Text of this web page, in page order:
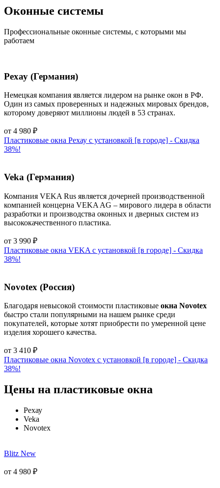
Оконные системы
Профессиональные оконные системы, с которыми мы
работаем
Рехау (Германия)
Немецкая компания является лидером на рынке окон в РФ.
Один из самых проверенных и надежных мировых брендов,
которому доверяют миллионы людей в 53 странах.
от 4 980 ₽
Пластиковые окна Рехау с установкой [в городе] - Cкидка
38%!
Veka (Германия)
Компания VEKA Rus является дочерней производственной
компанией концерна VEKA AG – мирового лидера в области
разработки и производства оконных и дверных систем из
высококачественного пластика.
от 3 990 ₽
Пластиковые окна VEKA с установкой [в городе] - Cкидка
38%!
Novotex (Россия)
Благодаря невысокой стоимости пластиковые окна Novotex
быстро стали популярными на нашем рынке среди
покупателей, которые хотят приобрести по умеренной цене
изделия хорошего качества.
от 3 410 ₽
Пластиковые окна Novotex с установкой [в городе] - Cкидка
38%!
Цены на пластиковые окна
Рехау
Veka
Novotex
Blitz New
от 4 980 ₽